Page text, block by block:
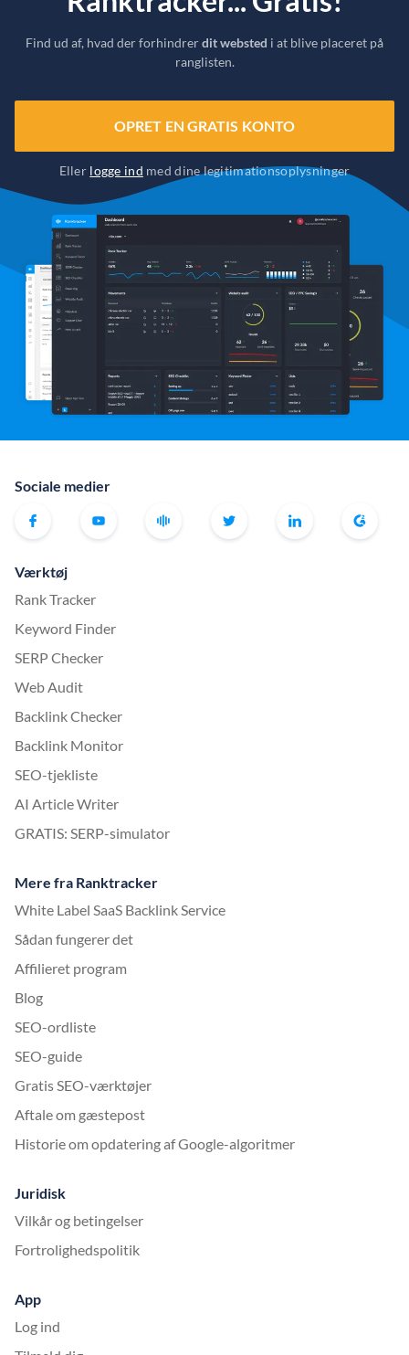
Find ud af, hvad der forhindrerdit websted i at blive placeret på
ranglisten.
OPRET EN GRATIS KONTO
Eller logge ind med dine legitimationsoplysninger
Sociale medier
Værktøj
Rank Tracker
Keyword Finder
SERP Checker
Web Audit
Backlink Checker
Backlink Monitor
SEO-tjekliste
AI Article Writer
GRATIS: SERP-simulator
Mere fra Ranktracker
White Label SaaS Backlink Service
Sådan fungerer det
Affilieret program
Blog
SEO-ordliste
SEO-guide
Gratis SEO-værktøjer
Aftale om gæstepost
Historie om opdatering af Google-algoritmer
Juridisk
Vilkår og betingelser
Fortrolighedspolitik
App
Log ind